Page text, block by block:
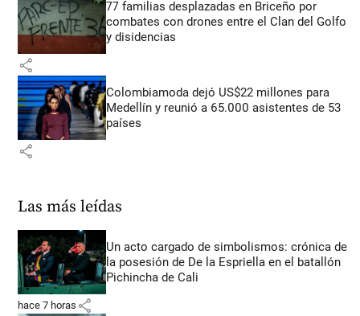
77 familias desplazadas en Briceño por
combates con drones entre el Clan del Golfo
y disidencias
share
Colombiamoda dejó US$22 millones para
Medellín y reunió a 65.000 asistentes de 53
países
share
Las más leídas
Un acto cargado de simbolismos: crónica de
la posesión de De la Espriella en el batallón
Pichincha de Cali
hace 7 horas share